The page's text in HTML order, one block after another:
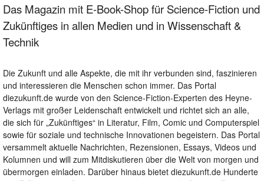
Das Magazin mit E-Book-Shop für Science-Fiction und
Zukünftiges in allen Medien und in Wissenschaft &
Technik
Die Zukunft und alle Aspekte, die mit ihr verbunden sind, faszinieren
und interessieren die Menschen schon immer. Das Portal
diezukunft.de wurde von den Science-Fiction-Experten des Heyne-
Verlags mit großer Leidenschaft entwickelt und richtet sich an alle,
die sich für „Zukünftiges“ in Literatur, Film, Comic und Computerspiel
sowie für soziale und technische Innovationen begeistern. Das Portal
versammelt aktuelle Nachrichten, Rezensionen, Essays, Videos und
Kolumnen und will zum Mitdiskutieren über die Welt von morgen und
übermorgen einladen. Darüber hinaus bietet diezukunft.de Hunderte